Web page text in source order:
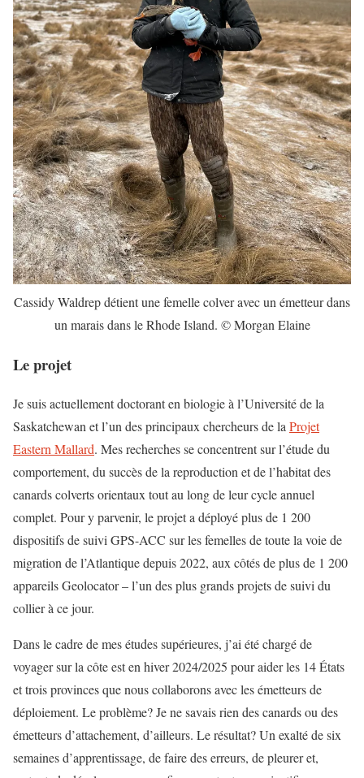
Cassidy Waldrep détient une femelle colver avec un émetteur dans
un marais dans le Rhode Island. © Morgan Elaine
Le projet
Je suis actuellement doctorant en biologie à l’Université de la
Saskatchewan et l’un des principaux chercheurs de laProjet
Eastern Mallard. Mes recherches se concentrent sur l’étude du
comportement, du succès de la reproduction et de l’habitat des
canards colverts orientaux tout au long de leur cycle annuel
complet. Pour y parvenir, le projet a déployé plus de 1 200
dispositifs de suivi GPS-ACC sur les femelles de toute la voie de
migration de l’Atlantique depuis 2022, aux côtés de plus de 1 200
appareils Geolocator – l’un des plus grands projets de suivi du
collier à ce jour.
Dans le cadre de mes études supérieures, j’ai été chargé de
voyager sur la côte est en hiver 2024/2025 pour aider les 14 États
et trois provinces que nous collaborons avec les émetteurs de
déploiement. Le problème? Je ne savais rien des canards ou des
émetteurs d’attachement, d’ailleurs. Le résultat? Un exalté de six
semaines d’apprentissage, de faire des erreurs, de pleurer et,